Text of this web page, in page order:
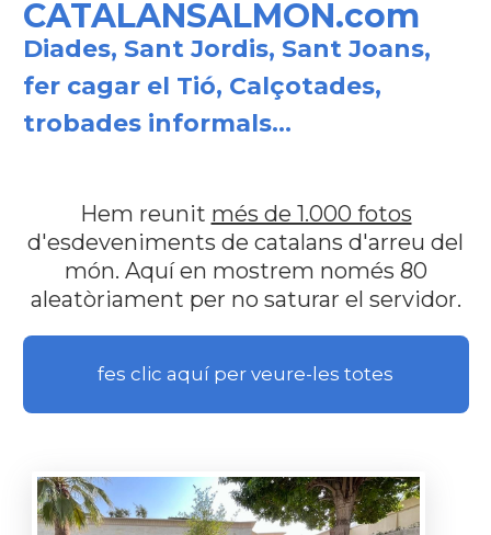
CATALANSALMON.com
Diades, Sant Jordis, Sant Joans,
fer cagar el Tió, Calçotades,
trobades informals...
Hem reunit més de 1.000 fotos
d'esdeveniments de catalans d'arreu del
món. Aquí en mostrem només 80
aleatòriament per no saturar el servidor.
fes clic aquí per veure-les totes